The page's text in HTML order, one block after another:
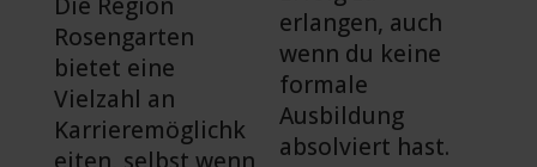
Die Region
Rosengarten
bietet eine
Vielzahl an
Karrieremöglichk
erlangen, auch
wenn du keine
formale
Ausbildung
absolviert hast.